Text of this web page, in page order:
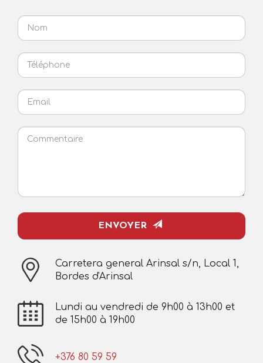
Nom
Téléphone
Email
Commentaire
ENVOYER
Carretera general Arinsal s/n, Local 1,
Bordes d'Arinsal
Lundi au vendredi de 9h00 à 13h00 et
de 15h00 à 19h00
+376 80 59 59